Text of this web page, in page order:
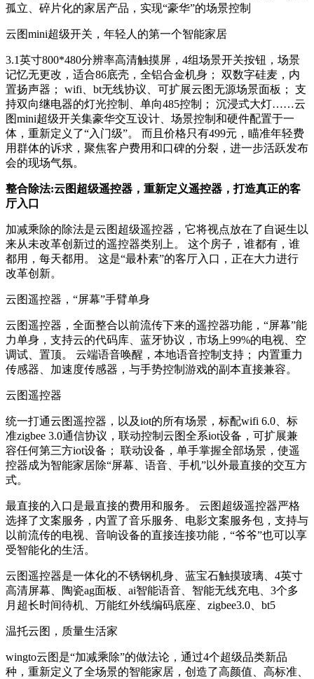
孤立、碎片化的家居产品，实现“豪华”的场景控制
云图mini超级开关，年轻人的第一个智能家居
3.1英寸800*480分辨率高清触摸屏，4组场景开关按钮，场景
记忆无更改，适合86底壳，全铝合金机身； 双数字硅麦，内
置扬声器； wifi、bt无线协议、可扩展云图无源场景面板； 支
持双向继电器的灯光控制、单向485控制； 沉浸式大灯……云
图mini超级开关集豪华交互设计、场景控制和硬件配置于一
体，重新定义了“入门级”。 而且价格只有499元，瞄准年轻费
用群体的诉求，聚焦客户费用和口碑的分裂，进一步活跃发布
会的现场气氛。
整合除法:云图超级遥控器，重新定义遥控器，打造真正的客
厅入口
加减乘除的除法是云图超级遥控器，它将视点放在了自诞生以
来从未改革创新过的遥控器类别上。 这个房子，谁都有，谁
都用，每天都用。 这是“最朴素”的客厅入口，正在大力进行
改革创新。
云图遥控器，“屏幕”手臂单身
云图遥控器，全面整合以前流传下来的遥控器功能，“屏幕”能
力单身，支持云的代码库、蓝牙协议，市场上99%的电视、空
调试、置顶。 云端语音唤醒，本地语音控制支持； 内置重力
传感器、加速度传感器，与手势控制游戏的副本直接兼容。
云图遥控器
统一打通云图遥控器，以及iot的所有场景，标配wifi 6.0、标
准zigbee 3.0通信协议，联动控制云图全系iot设备，可扩展兼
容任何第三方iot设备； 联动设备，单手掌握全部场景，使遥
控器成为智能家居除“屏幕、语音、手机”以外最直接的交互方
式。
最直接的入口是最直接的费用和服务。 云图超级遥控器严格
选择了文案服务，内置了音乐服务、电影文案服务包，支持与
以前流传的电视、音响设备的直接连接功能，“爷爷”也可以享
受智能化的生活。
云图遥控器是一体化的不锈钢机身、蓝宝石触摸玻璃、4英寸
高清屏幕、陶瓷ag面板、ai智能语音、智能无线充电、3个多
月超长时间待机、万能红外线编码底座、zigbee3.0、bt5
温托云图，质量生活家
wingto云图是“加减乘除”的做法论，通过4个超级品类新品
种，重新定义了全场景的智能家居，创造了高颜值、高标准、